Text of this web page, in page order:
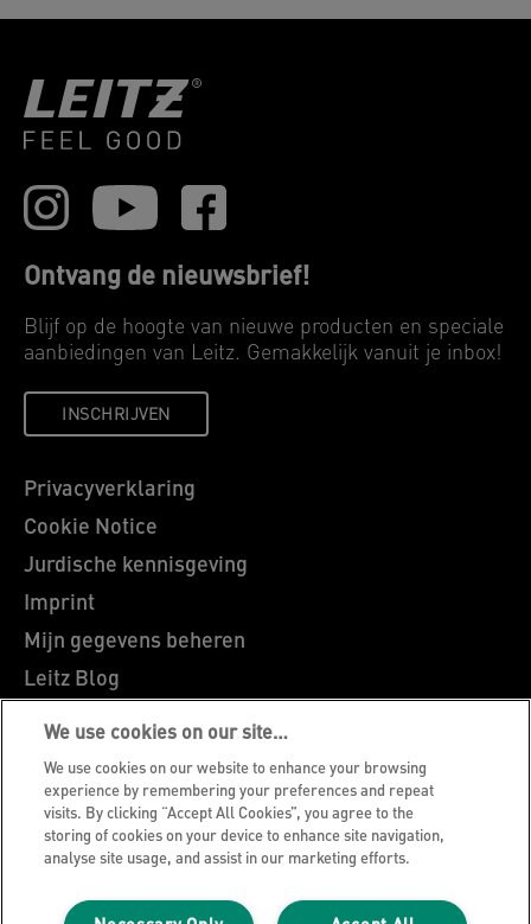
Ontvang de nieuwsbrief!
Blijf op de hoogte van nieuwe producten en speciale
aanbiedingen van Leitz. Gemakkelijk vanuit je inbox!
INSCHRIJVEN
Privacyverklaring
Cookie Notice
Jurdische kennisgeving
Imprint
Mijn gegevens beheren
Leitz Blog
Vacatures
Leitz EasyPrint
Klantenservice
Richtlijnen bij recycling van verpakkingen
Garantievoorwaarden
Conformiteitsverklaringen
We use cookies on our site…
We use cookies on our website to enhance your browsing
experience by remembering your preferences and repeat
visits. By clicking “Accept All Cookies”, you agree to the
storing of cookies on your device to enhance site navigation,
analyse site usage, and assist in our marketing efforts.